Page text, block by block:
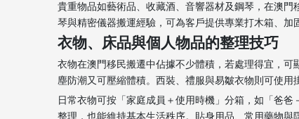
貴重物品如藝術品、收藏酒、音響器材及鋼琴，在澳
琴與精密儀器搬運經驗，可為客戶提供專業打木箱、加
衣物、床品與個人物品的整理技巧
衣物在澳門移民搬遷中佔據不少體積，若處理得宜，
塵防潮又可壓縮體積。西裝、禮服與易皺衣物則可使用
日常衣物可按「家庭成員＋使用時機」分箱，如「爸
整理，也能維持基本生活秩序。貼身用品、常用藥物與